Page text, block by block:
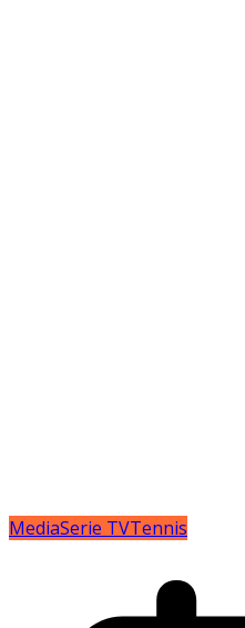
MediaSerie TVTennis